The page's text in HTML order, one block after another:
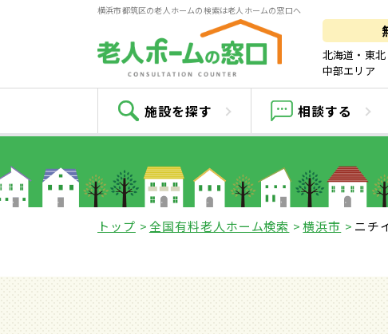
横浜市都筑区の老人ホームの検索は老人ホームの窓口へ
北海道・東
中部エリア
施設を探す 相談する
トップ 全国有料老人ホーム検索 横浜市 ニチ